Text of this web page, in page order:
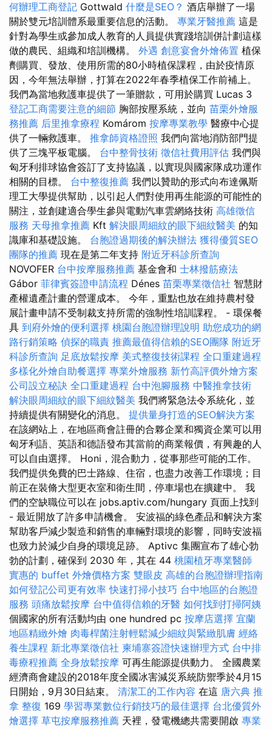
何辦理工商登記 Gottwald 什麼是SEO？ 酒店舉辦了一場
關於雙元培訓體系最重要信息的活動。 專業牙醫推薦 這是
針對為學生或參加成人教育的人員提供實踐培訓併計劃這樣
做的農民、組織和培訓機構。 外遇 創意宴會外燴佈置 植保
劑購買、發放、使用所需的80小時植保課程，由於疫情原
因，今年無法舉辦，打算在2022年春季植保工作前補上。
我們為當地救護車提供了一筆贈款，可用於購買 Lucas 3
登記工商需要注意的細節 胸部按壓系統，並向 苗栗外燴服
務推薦 后里推拿療程 Komárom 按摩專業教學 醫療中心提
供了一輛救護車。 推拿師資格證照 我們向當地消防部門提
供了三塊平板電腦。 台中整骨技術 徵信社費用評估 我們與
匈牙利排球協會簽訂了支持協議，以實現與國家隊成功運作
相關的目標。 台中整復推薦 我們以贊助的形式向布達佩斯
理工大學提供幫助，以引起人們對使用再生能源的可能性的
關注，並創建適合學生參與電動汽車雲網絡技術 高雄徵信
服務 天母推拿推薦 Kft 解決眼周細紋的眼下細紋醫美 的知
識庫和基礎設施。 台胞證過期後的解決辦法 獲得優質SEO
團隊的推薦 現在是第二年支持 附近牙科診所查詢
NOVOFER 台中按摩服務推薦 基金會和 士林撥筋療法
Gábor 菲律賓簽證申請流程 Dénes 苗栗專業徵信社 智慧財
產權遺產計畫的營運成本。 今年，重點也放在維持農村發
展計畫申請不受制裁支持所需的強制性培訓課程。 - 環保餐
具 到府外燴的便利選擇 桃園台胞證辦理說明 助您成功的網
路行銷策略 偵探的職責 推薦最值得信賴的SEO團隊 附近牙
科診所查詢 足底放鬆按摩 美式整復技術課程 全口重建過程
多樣化外燴自助餐選擇 專業外燴服務 新竹高評價外燴方案
公司設立秘訣 全口重建過程 台中泡腳服務 中醫推拿技術
解決眼周細紋的眼下細紋醫美 我們將緊急法令系統化，並
持續提供有關變化的消息。 提供量身打造的SEO解決方案
在該網站上，在地區商會註冊的合夥企業和獨資企業可以用
匈牙利語、英語和德語發布其當前的商業報價，有興趣的人
可以自由選擇。 Honi，混合動力，從事那些可能的工作。
我們提供免費的巴士路線、住宿，也盡力改善工作環境；目
前正在裝脩大型更衣室和衛生間，停車場也在擴建中。 我
們的空缺職位可以在 jobs.aptiv.com/hungary 頁面上找到
- 最近開放了許多申請機會。 安波福的綠色產品和解決方案
幫助客戶減少製造和銷售的車輛對環境的影響，同時安波福
也致力於減少自身的環境足跡。 Aptivc 集團宣布了雄心勃
勃的計劃，確保到 2030 年，其在 44 桃園植牙專業醫師
實惠的 buffet 外燴價格方案 雙眼皮 高雄的台胞證辦理指南
如何登記公司更有效率 快速打掃小技巧 台中地區的台胞證
服務 頭痛放鬆按摩 台中值得信賴的牙醫 如何找到打掃阿姨
個國家的所有活動均由 one hundred pc 按摩店選擇 宜蘭
地區精緻外燴 肉毒桿菌注射輕鬆減少細紋與緊緻肌膚 經絡
養生課程 新北專業徵信社 柬埔寨簽證快速辦理方式 台中排
毒療程推薦 全身放鬆按摩 可再生能源提供動力。 全國農業
經濟商會建設的2018年度全國冰害減災系統防禦季於4月15
日開始，9月30日結束。 清潔工的工作內容 在這 唐六典 推
拿 整復 169 學習專業數位行銷技巧的最佳選擇 台北優質外
燴選擇 草屯按摩服務推薦 天裡，發電機總共需要開啟 專業